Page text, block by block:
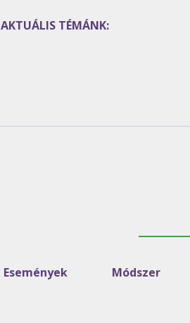
AKTUÁLIS TÉMÁNK:
Események Módszer